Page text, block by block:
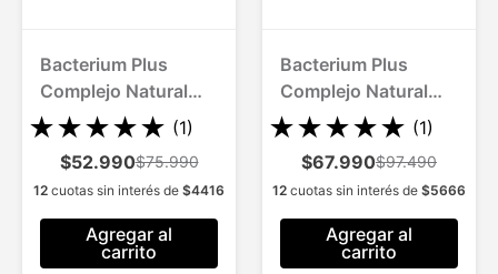
Bacterium Plus
Complejo Natural
Probiótico para 2
Meses
★★★★★ (1)
$52.990$75.990
12 cuotas sin interés de $4416
Agregar al
carrito
Bacterium Plus
Complejo Natural
Probiótico para 3
Meses
★★★★★ (1)
$67.990$97.490
12 cuotas sin interés de $5666
Agregar al
carrito